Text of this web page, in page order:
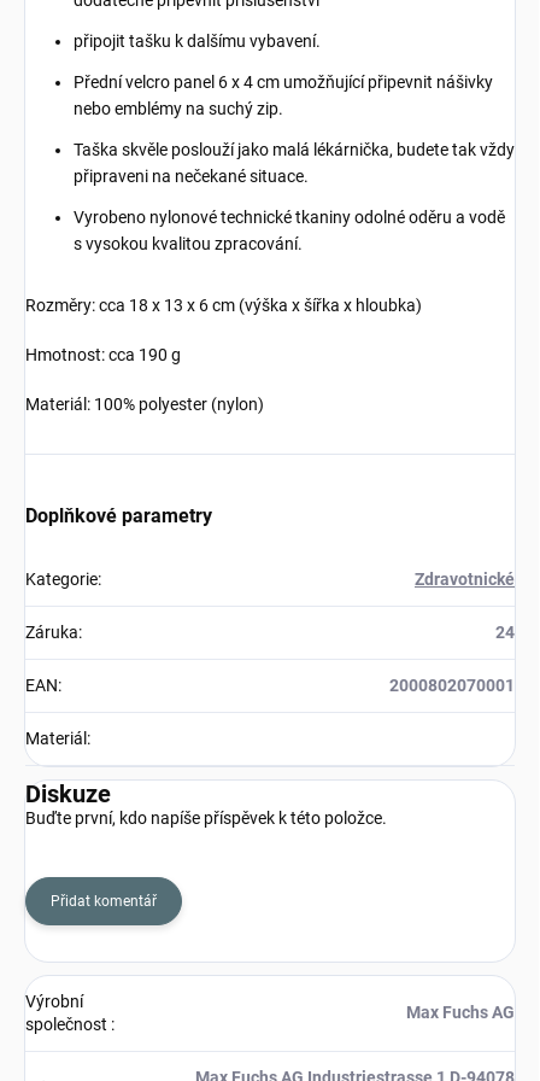
připojit tašku k dalšímu vybavení.
Přední velcro panel 6 x 4 cm umožňující připevnit nášivky
nebo emblémy na suchý zip.
Taška skvěle poslouží jako malá lékárnička, budete tak vždy
připraveni na nečekané situace.
Vyrobeno nylonové technické tkaniny odolné oděru a vodě
s vysokou kvalitou zpracování.
Rozměry: cca 18 x 13 x 6 cm (výška x šířka x hloubka)
Hmotnost: cca 190 g
Materiál: 100% polyester (nylon)
Doplňkové parametry
Kategorie: Zdravotnické
Záruka: 24
EAN: 2000802070001
Materiál :
Diskuze
Buďte první, kdo napíše příspěvek k této položce.
Přidat komentář
Výrobní
společnost :
Max Fuchs AG